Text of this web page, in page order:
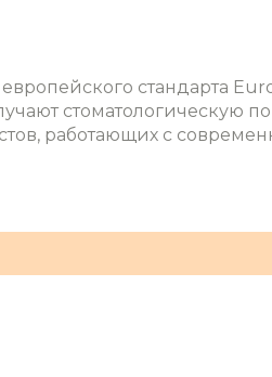
стандарта
стоматологическую
работающих с